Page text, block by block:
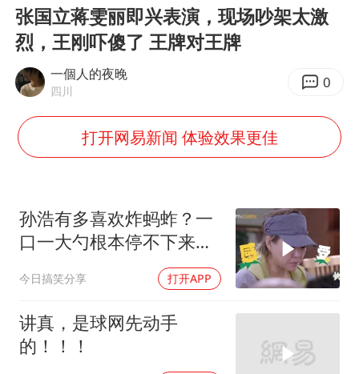
国乒男单横滨冠军赛全军覆没
胡彦斌获《歌手2026》歌王
中巨芯：上半年归母净利润1405.77万元
美股存储板块集体大跌
百花奖开幕式
东航：国内客票提前14天免费退改
夯实基础开新局
张国立蒋雯丽即兴表演，现场吵架太激
烈，王刚吓傻了 王牌对王牌
一個人的夜晚
四川 0
打开网易新闻 体验效果更佳
孙浩有多喜欢炸蚂蚱？一
口一大勺根本停不下来，
戴军震撼：跟个牛蛙一样
今日搞笑分享 打开APP
讲真，是球网先动手
的！！！